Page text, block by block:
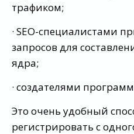
трафиком;
· SEO-специалистами
запросов для
ядра;
· создателями
Это очень удобный
регистрировать с